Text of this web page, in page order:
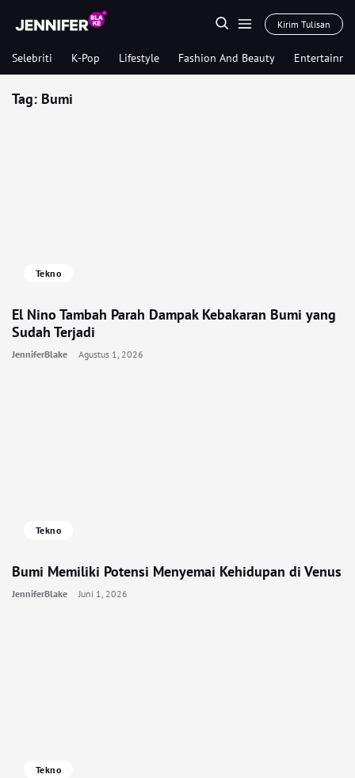
Kirim Tulisan
Selebriti K-Pop Lifestyle Fashion And Beauty
Tag: Bumi
Tekno
El Nino Tambah Parah Dampak Kebakaran Bumi yang
Sudah Terjadi
JenniferBlake Agustus 1, 2026
Tekno
Bumi Memiliki Potensi Menyemai Kehidupan di Venus
JenniferBlake Juni 1, 2026
Tekno